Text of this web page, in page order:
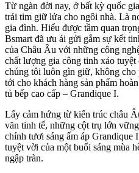
Từ ngàn đời nay, ở bất kỳ quốc
trái tim giữ lửa cho ngôi nhà. Là
gia đình. Hiểu được tầm quan
Bsmart đã ưu ái gửi gắm sự kết
của Châu Âu với những công
chất lượng gia công tinh xảo tuyệt
chúng tôi luôn gìn giữ, không cho
tới cho khách hàng sản phẩm
tủ bếp cao cấp – Grandique I.
Lấy cảm hứng từ kiến trúc châu
văn tinh tế, những cột trụ lớn
chính tươi sáng ấm áp Grandique
tuyệt vời của một buổi sáng mùa
ngập tràn.